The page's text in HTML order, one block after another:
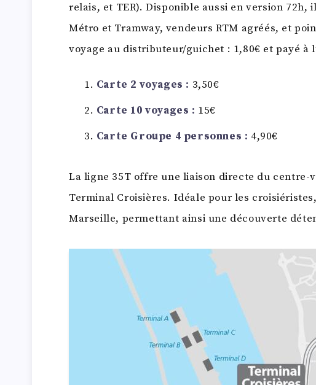
relais, et TER). Disponible aussi en version
Métro et Tramway, vendeurs RTM agréés, et
voyage au distributeur/guichet : 1,80€ et payé à
Carte 2 voyages : 3,50€
Carte 10 voyages : 15€
Carte Groupe 4 personnes : 4,90€
La ligne 35T offre une liaison directe du centre-
Terminal Croisières. Idéale pour les
Marseille, permettant ainsi une découverte